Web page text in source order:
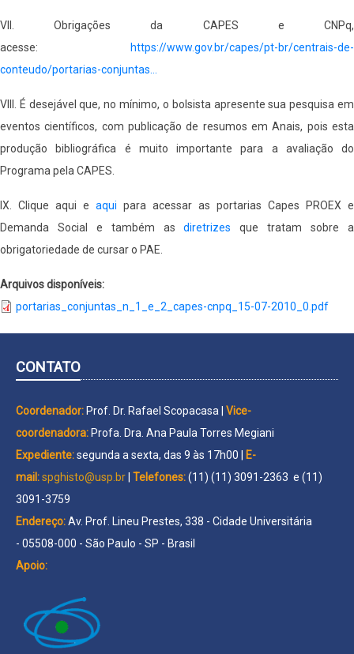
VII. Obrigações da CAPES e CNPq,
acesse:
https://www.gov.br/capes/pt-br/centrais-de-
conteudo/portarias-conjuntas…
VIII. É desejável que, no mínimo, o bolsista apresente sua pesquisa em
eventos científicos, com publicação de resumos em Anais, pois esta
produção bibliográfica é muito importante para a avaliação do
Programa pela CAPES.
IX. Clique aqui e aqui para acessar as portarias Capes PROEX e
Demanda Social e também asdiretrizesque tratam sobre a
obrigatoriedade de cursar o PAE.
Arquivos disponíveis:
portarias_conjuntas_n_1_e_2_capes-cnpq_15-07-2010_0.pdf
CONTATO
Coordenador: Prof. Dr. Rafael Scopacasa | Vice-
coordenadora: Profa. Dra. Ana Paula Torres Megiani
Expediente:segunda a sexta, das 9 às 17h00 |
E-
mail:spghisto@usp.br Telefones:(11) (11) 3091-2363 e (11)
3091-3759
Endereço:Av. Prof. Lineu Prestes, 338 - Cidade Universitária
- 05508-000 - São Paulo - SP - Brasil
Apoio: